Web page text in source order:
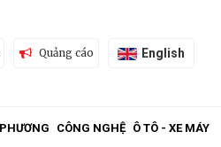
Quảng cáo English
CÔNG NGHỆ Ô TÔ - XE MÁY